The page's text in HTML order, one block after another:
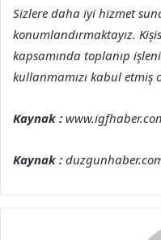
Sizlere daha iyi hizmet
konumlandırmaktayız.
kapsamında toplanıp
kullanmamızı kabul etmiş
Kaynak :
Kaynak :